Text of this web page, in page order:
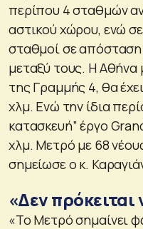
περίπου 4 σταθμών
αστικού χώρου, ενώ
σταθμοί σε
μεταξύ τους. Η Αθήνα
της Γραμμής 4, θα
χλμ. Ενώ την ίδια
κατασκευή” έργο
χλμ. Μετρό με 68
σημείωσε ο κ.
«Δεν
«Το Μετρό σημαίνει